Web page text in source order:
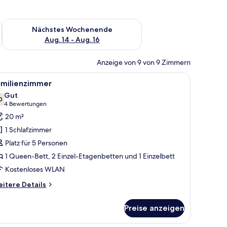
Aug. 7 - Aug. 9.
Nächstes Wochenende
Aug. 14 - Aug. 16
Überprüfe die Verfügbarkeit für nächstes Wochenende, Aug.
Anzeige von 9 von 9 Zimmern
einer blauen Tasche, einem Buch und einem kleinen Nachttisch mit einer
einem Badezimmer mit Waschbecken und einem Fenster.
Ein Zimmer mit zwei Betten, einem
4
von 10
Gut
4 Bewertungen
(4
Bewertungen)
20 m²
1 Schlafzimmer
Platz für 5 Personen
1 Queen-Bett, 2 Einzel-Etagenbetten und 1 Einzelbett
Kostenloses WLAN
Details
Preise anzeigen